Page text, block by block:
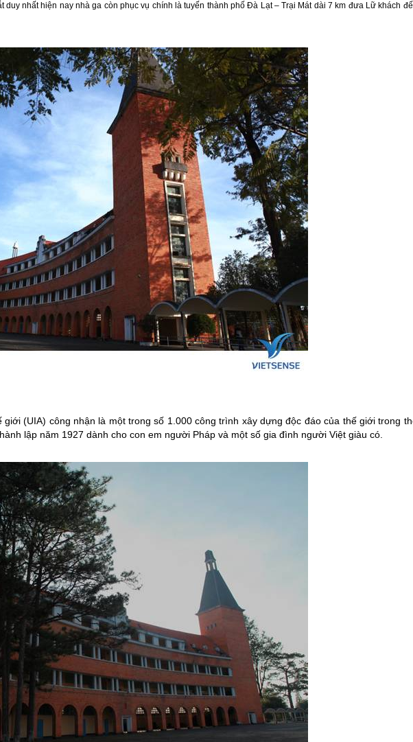
duy nhất hiện nay nhà ga còn phục vụ chính là tuyến thành phốĐà Lạt– Trại Mát dài 7 km đưa Lữ khách
(UIA) công nhận là một trong số 1.000 công trình xây dựng độc đáo của thế giới trong
lập năm 1927 dành cho con em người Pháp và một số gia đình người Việt giàu có.